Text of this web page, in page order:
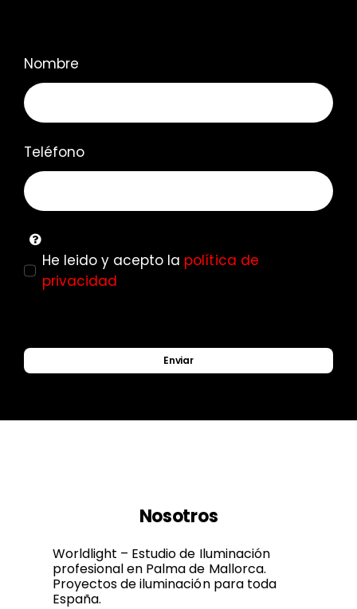
Nombre
Teléfono
He leido y acepto la política de
privacidad
Enviar
Nosotros
Worldlight – Estudio de Iluminación
profesional en Palma de Mallorca.
Proyectos de iluminación para toda
España.